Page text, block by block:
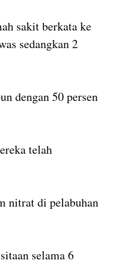
sakit berkata ke
sedangkan 2
dengan 50 persen
telah
nitrat di pelabuhan
selama 6